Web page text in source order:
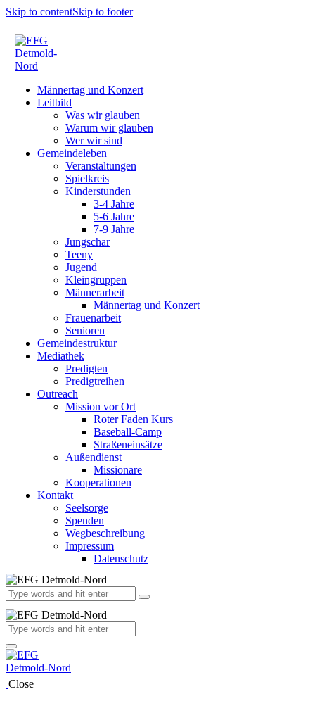
Skip to contentSkip to footer
Männertag und Konzert
Leitbild
Was wir glauben
Warum wir glauben
Wer wir sind
Gemeindeleben
Veranstaltungen
Spielkreis
Kinderstunden
3-4 Jahre
5-6 Jahre
7-9 Jahre
Jungschar
Teeny
Jugend
Kleingruppen
Männerarbeit
Männertag und Konzert
Frauenarbeit
Senioren
Gemeindestruktur
Mediathek
Predigten
Predigtreihen
Outreach
Mission vor Ort
Roter Faden Kurs
Baseball-Camp
Straßeneinsätze
Außendienst
Missionare
Kooperationen
Kontakt
Seelsorge
Spenden
Wegbeschreibung
Impressum
Datenschutz
Close